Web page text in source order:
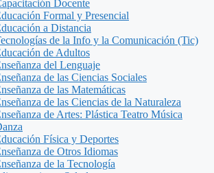
Docente
Formal y Presencial
a Distancia
de la Info y la Comunicación (Tic)
de Adultos
del Lenguaje
de las Ciencias Sociales
de las Matemáticas
de las Ciencias de la Naturaleza
de Artes: Plástica Teatro Música
Física y Deportes
de Otros Idiomas
de la Tecnología